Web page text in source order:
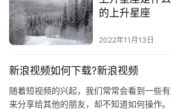
的上升星座
2022年11月13日
新浪视频如何下载?新浪视频
随着短视频的兴起，我们常常会看到一些
来分享给其他的朋友，却不知道如何操作